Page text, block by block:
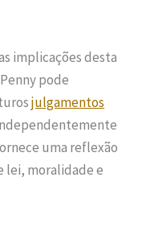
implicações desta
pode
julgamentos
uma reflexão
lei, moralidade e